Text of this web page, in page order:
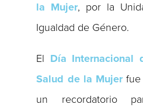
la Mujer, por la
Igualdad de Género.
El Día Internacional
Salud de la Mujerfue
un recordatorio